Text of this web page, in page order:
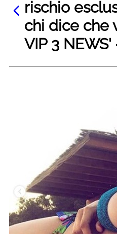
rischio
chi dice che
VIP 3